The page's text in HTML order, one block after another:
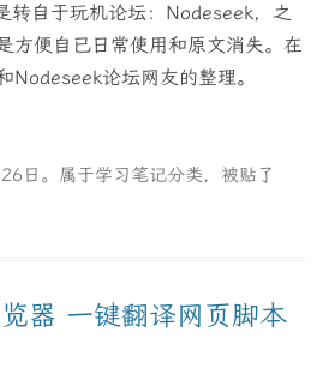
转自于玩机论坛：Nodeseek，之
方便自已日常使用和原文消失。在
Nodeseek论坛网友的整理。
日 。属于学习笔记分类，被贴了
器 一键翻译网页脚本